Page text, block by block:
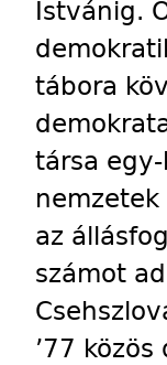
Istvánig.
tábora
társa
az
számot
’77